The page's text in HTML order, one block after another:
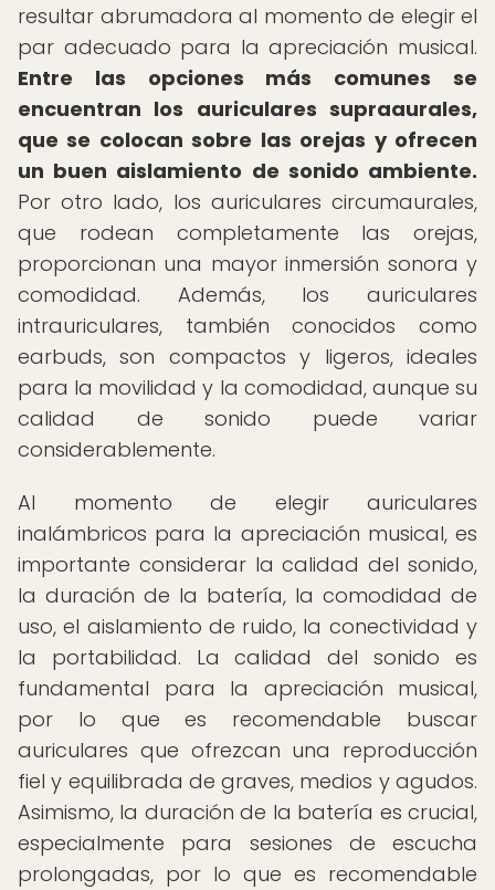
resultar abrumadora al momento de elegir el
par adecuado para la apreciación musical.
Entre las opciones más comunes se
encuentran los auriculares supraaurales,
que se colocan sobre las orejas y ofrecen
un buen aislamiento de sonido ambiente.
Por otro lado, los auriculares circumaurales,
que rodean completamente las orejas,
proporcionan una mayor inmersión sonora y
comodidad. Además, los auriculares
intrauriculares, también conocidos como
earbuds, son compactos y ligeros, ideales
para la movilidad y la comodidad, aunque su
calidad de sonido puede variar
considerablemente.
Al momento de elegir auriculares
inalámbricos para la apreciación musical, es
importante considerar la calidad del sonido,
la duración de la batería, la comodidad de
uso, el aislamiento de ruido, la conectividad y
la portabilidad. La calidad del sonido es
fundamental para la apreciación musical,
por lo que es recomendable buscar
auriculares que ofrezcan una reproducción
fiel y equilibrada de graves, medios y agudos.
Asimismo, la duración de la batería es crucial,
especialmente para sesiones de escucha
prolongadas, por lo que es recomendable